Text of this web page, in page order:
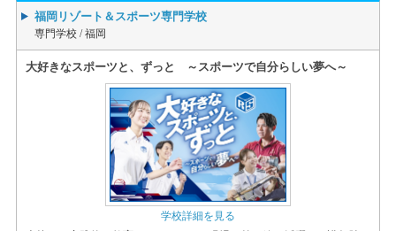
福岡リゾート＆スポーツ専門学校
専門学校 /福岡
大好きなスポーツと、ずっと ～スポーツで自分らしい夢へ～
学校詳細を見る